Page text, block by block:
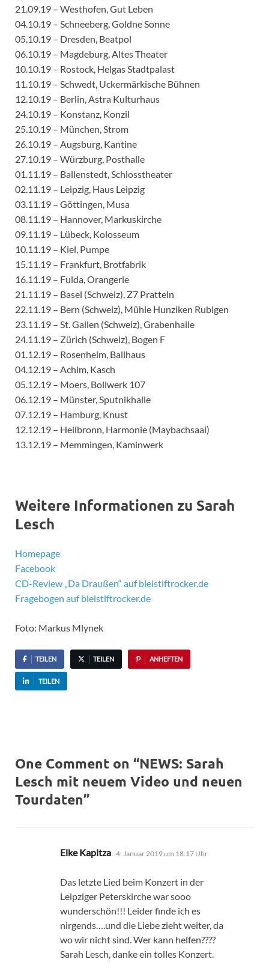
21.09.19 – Westhofen, Gut Leben
04.10.19 – Schneeberg, Goldne Sonne
05.10.19 – Dresden, Beatpol
06.10.19 – Magdeburg, Altes Theater
10.10.19 – Rostock, Helgas Stadtpalast
11.10.19 – Schwedt, Uckermärkische Bühnen
12.10.19 – Berlin, Astra Kulturhaus
24.10.19 – Konstanz, Konzil
25.10.19 – München, Strom
26.10.19 – Augsburg, Kantine
27.10.19 – Würzburg, Posthalle
01.11.19 – Ballenstedt, Schlosstheater
02.11.19 – Leipzig, Haus Leipzig
03.11.19 – Göttingen, Musa
08.11.19 – Hannover, Markuskirche
09.11.19 – Lübeck, Kolosseum
10.11.19 – Kiel, Pumpe
15.11.19 – Frankfurt, Brotfabrik
16.11.19 – Fulda, Orangerie
21.11.19 – Basel (Schweiz), Z7 Pratteln
22.11.19 – Bern (Schweiz), Mühle Hunziken Rubigen
23.11.19 – St. Gallen (Schweiz), Grabenhalle
24.11.19 – Zürich (Schweiz), Bogen F
01.12.19 – Rosenheim, Ballhaus
04.12.19 – Achim, Kasch
05.12.19 – Moers, Bollwerk 107
06.12.19 – Münster, Sputnikhalle
07.12.19 – Hamburg, Knust
12.12.19 – Heilbronn, Harmonie (Maybachsaal)
13.12.19 – Memmingen, Kaminwerk
Weitere Informationen zu Sarah
Lesch
Homepage
Facebook
CD-Review „Da Draußen“ auf bleistiftrocker.de
Fragebogen auf bleistiftrocker.de
Foto: Markus Mlynek
TEILEN TEILEN ANHEFTEN
TEILEN
One Comment on “NEWS: Sarah
Lesch mit neuem Video und neuen
Tourdaten”
Elke Kapitza sagt:
4. Januar 2019 um 18:17 Uhr
Das letzte Lied beim Konzert in der
Leipziger Peterskirche war sooo
wunderschön!!! Leider finde ich es
nirgends….und die Liebe zieht weiter, da
wo wir nicht sind. Wer kann helfen????
Sarah Lesch, danke ein tolles Konzert.